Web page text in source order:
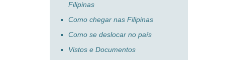
Filipinas
Como chegar nas Filipinas
Como se deslocar no país
Vistos e Documentos